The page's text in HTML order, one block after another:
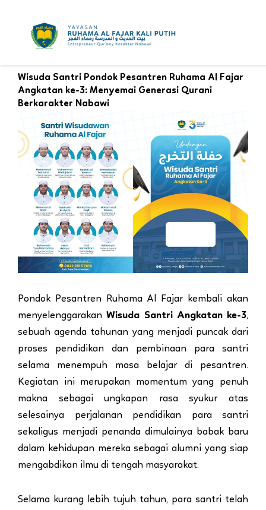
Wisuda Santri Pondok Pesantren Ruhama Al Fajar
Angkatan ke-3: Menyemai Generasi Qurani
Berkarakter Nabawi
Pondok Pesantren Ruhama Al Fajar kembali akan
menyelenggarakanWisuda Santri Angkatan ke-3,
sebuah agenda tahunan yang menjadi puncak dari
proses pendidikan dan pembinaan para santri
selama menempuh masa belajar di pesantren.
Kegiatan ini merupakan momentum yang penuh
makna sebagai ungkapan rasa syukur atas
selesainya perjalanan pendidikan para santri
sekaligus menjadi penanda dimulainya babak baru
dalam kehidupan mereka sebagai alumni yang siap
mengabdikan ilmu di tengah masyarakat.
Selama kurang lebih tujuh tahun, para santri telah